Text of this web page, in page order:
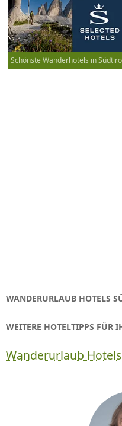
Schönste Wanderhotels in
WANDERURLAUB HOTELS
WEITERE HOTELTIPPS FÜR
Wanderurlaub